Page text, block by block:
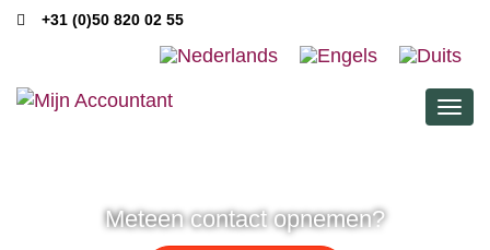
+31 (0)50 820 02 55
Meteen contact opnemen?